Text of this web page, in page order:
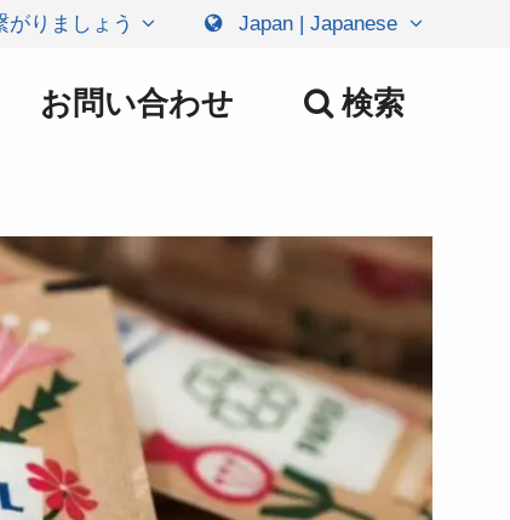
がりましょう Japan | Japanese
お問い合わせ 検索